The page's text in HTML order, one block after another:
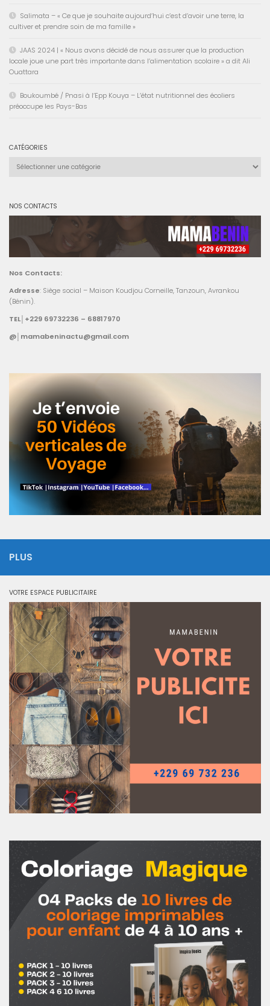
Salimata – « Ce que je souhaite aujourd’hui c’est d’avoir une terre, la
cultiver et prendre soin de ma famille »
JAAS 2024 | « Nous avons décidé de nous assurer que la production
locale joue une part très importante dans l’alimentation scolaire » a dit Ali
Ouattara
Boukoumbé / Pnasi à l’Epp Kouya – L’état nutritionnel des écoliers
préoccupe les Pays-Bas
CATÉGORIES
NOS CONTACTS
Nos Contacts:
Adresse: Siège social – Maison Koudjou Corneille, Tanzoun, Avrankou
(Bénin).
TEL│+229 69732236 – 68817970
@│mamabeninactu@gmail.com
PLUS
VOTRE ESPACE PUBLICITAIRE